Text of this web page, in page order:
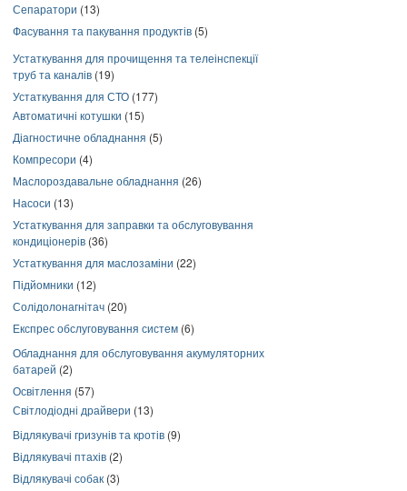
Сепаратори (13)
Фасування та пакування продуктів (5)
Устаткування для прочищення та телеінспекції
труб та каналів (19)
Устаткування для СТО (177)
Автоматичні котушки (15)
Діагностичне обладнання (5)
Компресори (4)
Маслороздавальне обладнання (26)
Насоси (13)
Устаткування для заправки та обслуговування
кондиціонерів (36)
Устаткування для маслозаміни (22)
Підйомники (12)
Солідолонагнітач (20)
Експрес обслуговування систем (6)
Обладнання для обслуговування акумуляторних
батарей (2)
Освітлення (57)
Світлодіодні драйвери (13)
Відлякувачі гризунів та кротів (9)
Відлякувачі птахів (2)
Відлякувачі собак (3)